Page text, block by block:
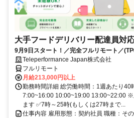
大手フードデリバリー配達員対
9月9日スタート！／完全フルリモート／
Teleperformance Japan株式会社
フルリモート
月給213,000円以上
勤務時間詳細 総労働時間：1週あたり40
7:00~16:00 10:00~19:00 13:00~22:00
ます ✅7時～25時(もしくは27時まで...
仕事内容 雇用形態：契約社員 職種：そ